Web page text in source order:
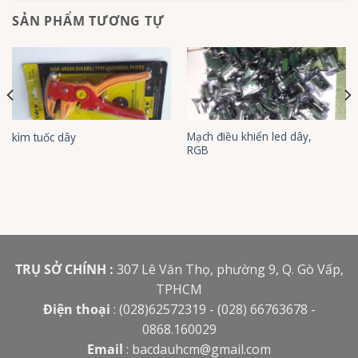
SẢN PHẨM TƯƠNG TỰ
kìm tuốc dây
Mạch điều khiển led dây,
RGB
TRỤ SỞ CHÍNH : 307 Lê Văn Thọ, phường 9, Q. Gò Vấp,
TPHCM
Điện thoại : (028)62572319 - (028) 66763678 -
0868.160029
Email : bacdauhcm@gmail.com